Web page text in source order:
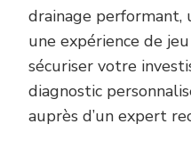
drainage performant,
une expérience de
sécuriser votre
diagnostic
auprès d’un expert